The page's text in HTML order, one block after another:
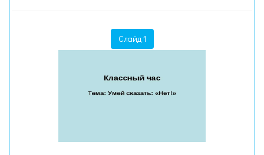
Слайд 1